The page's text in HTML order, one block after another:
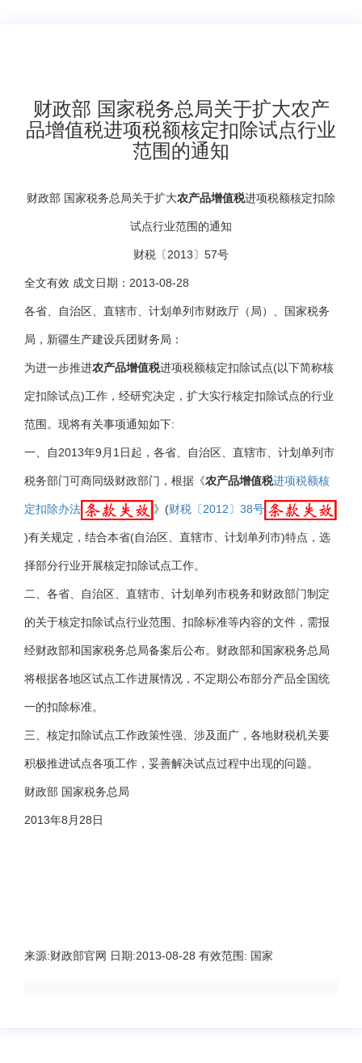
财政部 国家税务总局关于扩大农产
品增值税进项税额核定扣除试点行业
范围的通知
财政部 国家税务总局关于扩大农产品增值税进项税额核定扣除
试点行业范围的通知
财税〔2013〕57号
全文有效 成文日期：2013-08-28
各省、自治区、直辖市、计划单列市财政厅（局）、国家税务
局，新疆生产建设兵团财务局：
为进一步推进农产品增值税进项税额核定扣除试点(以下简称核
定扣除试点)工作，经研究决定，扩大实行核定扣除试点的行业
范围。现将有关事项通知如下:
一、自2013年9月1日起，各省、自治区、直辖市、计划单列市
税务部门可商同级财政部门，根据《农产品增值税进项税额核
定扣除办法 》(财税〔2012〕38号
)有关规定，结合本省(自治区、直辖市、计划单列市)特点，选
择部分行业开展核定扣除试点工作。
二、各省、自治区、直辖市、计划单列市税务和财政部门制定
的关于核定扣除试点行业范围、扣除标准等内容的文件，需报
经财政部和国家税务总局备案后公布。财政部和国家税务总局
将根据各地区试点工作进展情况，不定期公布部分产品全国统
一的扣除标准。
三、核定扣除试点工作政策性强、涉及面广，各地财税机关要
积极推进试点各项工作，妥善解决试点过程中出现的问题。
财政部 国家税务总局
2013年8月28日
来源:财政部官网 日期:2013-08-28 有效范围: 国家